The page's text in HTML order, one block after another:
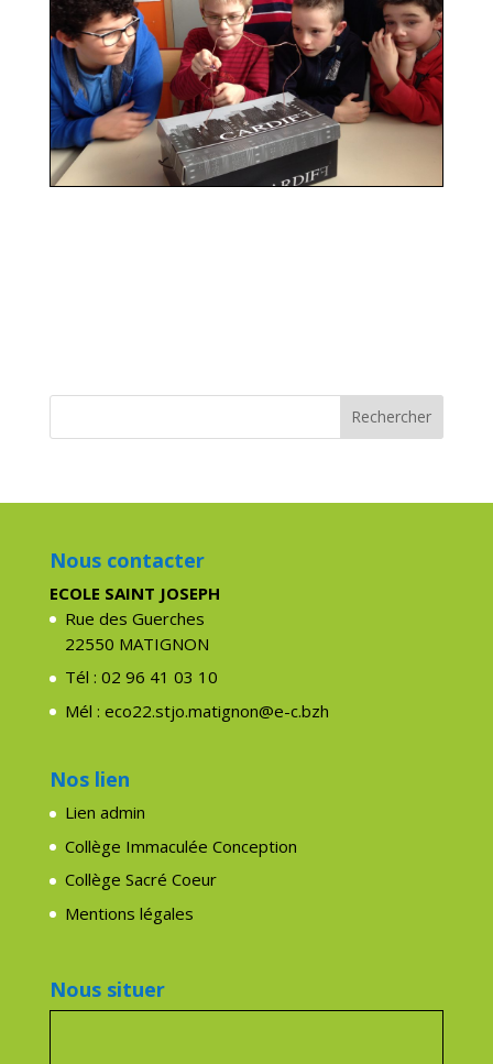
Nous contacter
ECOLE SAINT JOSEPH
Rue des Guerches
22550 MATIGNON
Tél : 02 96 41 03 10
Mél : eco22.stjo.matignon@e-c.bzh
Nos lien
Lien admin
Collège Immaculée Conception
Collège Sacré Coeur
Mentions légales
Nous situer